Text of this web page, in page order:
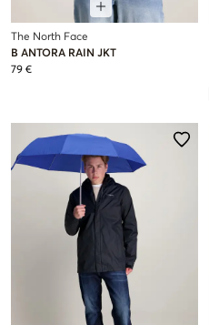
The North Face
B ANTORA RAIN JKT
79 €